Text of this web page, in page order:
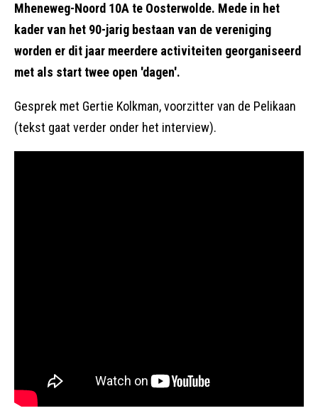
Mheneweg-Noord 10A te Oosterwolde. Mede in het
kader van het 90-jarig bestaan van de vereniging
worden er dit jaar meerdere activiteiten georganiseerd
met als start twee open 'dagen'.
Gesprek met Gertie Kolkman, voorzitter van de Pelikaan
(tekst gaat verder onder het interview).